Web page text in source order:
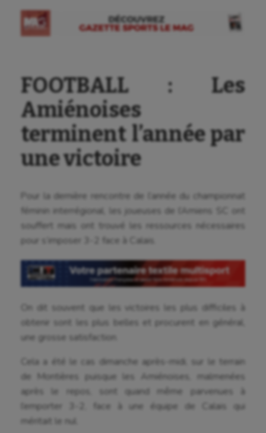
FOOTBALL : Les
Amiénoises
terminent l’année par
une victoire
Pour la dernière rencontre de l’année du championnat
féminin interrégional, les joueuses de l’Amiens SC ont
souffert mais ont trouvé les ressources nécessaires
pour s’imposer 3-2 face à Calais.
On dit souvent que les victoires les plus difficiles à
obtenir sont les plus belles et procurent en général,
une grosse satisfaction.
Cela a été le cas dimanche après-midi, sur le terrain
de Montières puisque les Amiénoises, malmenées
après le repos, sont quand même parvenues à
l’emporter 3-2, face à une équipe de Calais qui
méritait le nul.